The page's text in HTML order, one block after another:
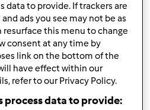
motivi in rilievo
data to provide. If trackers are
ads you see may not be as
resurface this menu to change
consent at any time by
link on the bottom of the
have effect within our
refer to our Privacy Policy.
process data to provide: